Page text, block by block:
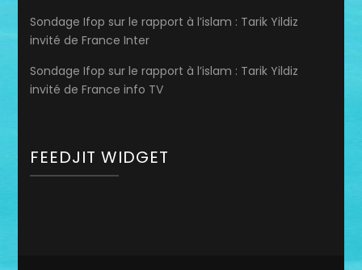
Sondage Ifop sur le rapport à l’islam : Tarik Yildiz
invité de France Inter
Sondage Ifop sur le rapport à l’islam : Tarik Yildiz
invité de France info TV
FEEDJIT WIDGET